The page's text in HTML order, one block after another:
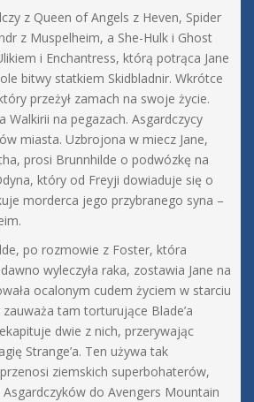
z Queen of Angels z Heven, Spider
z Muspelheim, a She-Hulk i Ghost
i Enchantress, którą potrąca Jane
bitwy statkiem Skidbladnir. Wkrótce
przeżył zamach na swoje życie.
Walkirii na pegazach. Asgardczycy
miasta. Uzbrojona w miecz Jane,
prosi Brunnhilde o podwózkę na
który od Freyji dowiaduje się o
morderca jego przybranego syna –
po rozmowie z Foster, która
wyleczyła raka, zostawia Jane na
ocalonym cudem życiem w starciu
tam torturujące Blade’a
dwie z nich, przerywając
Strange’a. Ten używa tak
ziemskich superbohaterów,
do Avengers Mountain